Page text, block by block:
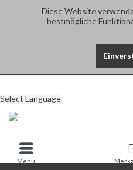
Diese Website
bestmögliche
Select Language
Menü